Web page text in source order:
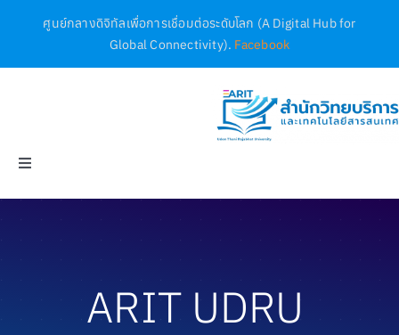
content
ศูนย์กลางดิจิทัลเพื่อการเชื่อมต่อระดับโลก (A Digital Hub for
Global Connectivity). Facebook
Toggle
ARIT UDRU